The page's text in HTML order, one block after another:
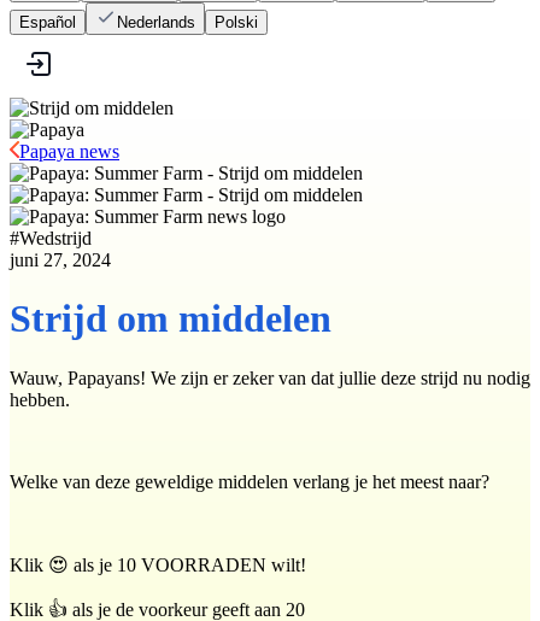
Español
Nederlands Polski
Papaya news
#Wedstrijd
juni 27, 2024
Strijd om middelen
Wauw, Papayans! We zijn er zeker van dat jullie deze strijd nu nodig
hebben.
Welke van deze geweldige middelen verlang je het meest naar?
Klik 😍 als je 10 VOORRADEN wilt!
Klik 👍 als je de voorkeur geeft aan 20